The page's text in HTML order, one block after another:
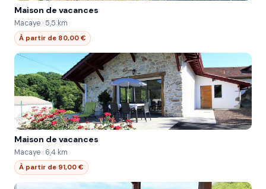
Maison de vacances
Macaye · 5,5 km
À partir de 80,00 €
Maison de vacances
Macaye · 6,4 km
À partir de 91,00 €